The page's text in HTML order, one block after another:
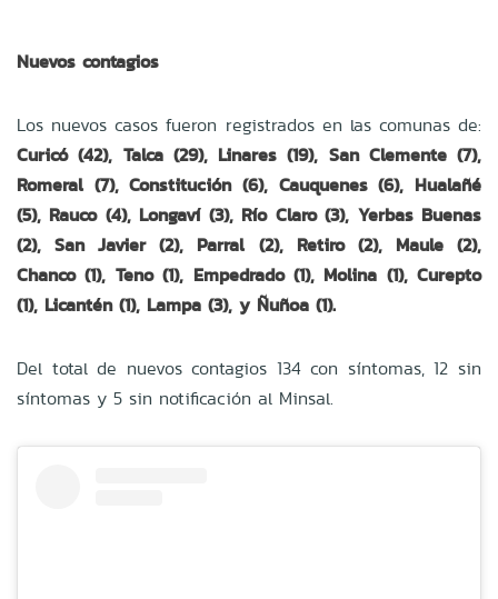
Nuevos contagios
Los nuevos casos fueron registrados en las comunas de:
Curicó (42), Talca (29), Linares (19), San Clemente (7),
Romeral (7), Constitución (6), Cauquenes (6), Hualañé
(5), Rauco (4), Longaví (3), Río Claro (3), Yerbas Buenas
(2), San Javier (2), Parral (2), Retiro (2), Maule (2),
Chanco (1), Teno (1), Empedrado (1), Molina (1), Curepto
(1), Licantén (1), Lampa (3), y Ñuñoa (1).
Del total de nuevos contagios 134 con síntomas, 12 sin
síntomas y 5 sin notificación al Minsal.